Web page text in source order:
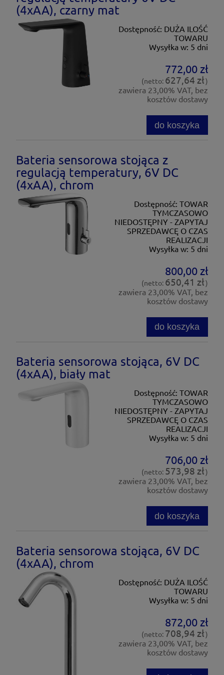
(4xAA), czarny mat
Dostępność: DUŻA ILOŚĆ
TOWARU
Wysyłka w: 5 dni
772,00 zł
(netto: 627,64 zł)
zawiera 23,00% VAT, bez
kosztów dostawy
do koszyka
Bateria sensorowa stojąca z
regulacją temperatury, 6V DC
(4xAA), chrom
Dostępność: TOWAR
TYMCZASOWO
NIEDOSTĘPNY - ZAPYTAJ
SPRZEDAWCĘ O CZAS
REALIZACJI
Wysyłka w: 5 dni
800,00 zł
(netto: 650,41 zł)
zawiera 23,00% VAT, bez
kosztów dostawy
do koszyka
Bateria sensorowa stojąca, 6V DC
(4xAA), biały mat
Dostępność: TOWAR
TYMCZASOWO
NIEDOSTĘPNY - ZAPYTAJ
SPRZEDAWCĘ O CZAS
REALIZACJI
Wysyłka w: 5 dni
706,00 zł
(netto: 573,98 zł)
zawiera 23,00% VAT, bez
kosztów dostawy
do koszyka
Bateria sensorowa stojąca, 6V DC
(4xAA), chrom
Dostępność: DUŻA ILOŚĆ
TOWARU
Wysyłka w: 5 dni
872,00 zł
(netto: 708,94 zł)
zawiera 23,00% VAT, bez
kosztów dostawy